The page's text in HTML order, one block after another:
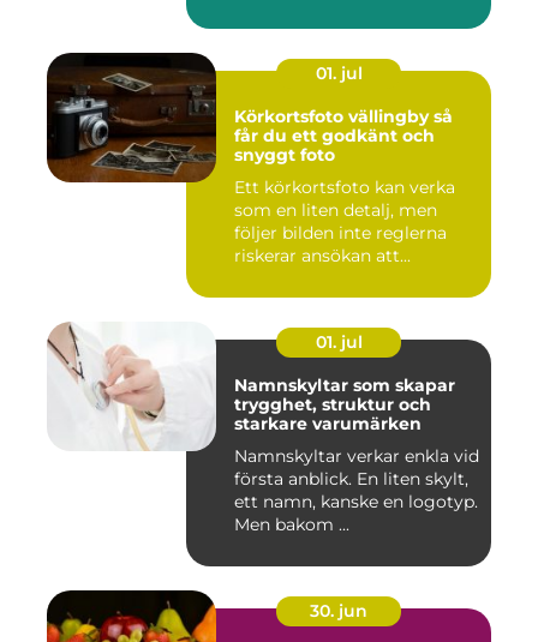
01. jul
Körkortsfoto vällingby så
får du ett godkänt och
snyggt foto
Ett körkortsfoto kan verka
som en liten detalj, men
följer bilden inte reglerna
riskerar ansökan att...
01. jul
Namnskyltar som skapar
trygghet, struktur och
starkare varumärken
Namnskyltar verkar enkla vid
första anblick. En liten skylt,
ett namn, kanske en logotyp.
Men bakom ...
30. jun